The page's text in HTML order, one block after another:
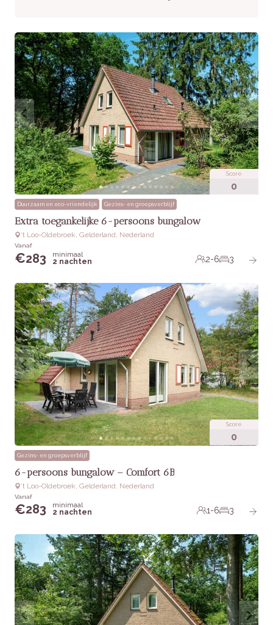
Praktische informatie
Huisdieren:Niet toegestaan
Toegankelijkheid:Slaapkamer en badkamer op de
begane grond
Extra’s:Gratis WiFi, parkeergelegenheid bij de
accommodatie, optionele broodbezorgservice
Score
0
Duurzaam en eco-vriendelijk Gezins- en groepsverblijf
Extra toegankelijke 6-persoons bungalow
‘t Loo-Oldebroek, Gelderland, Nederland
Vanaf
€283
minimaal
2 nachten
2-6 3
Score
0
Gezins- en groepsverblijf
6-persoons bungalow – Comfort 6B
‘t Loo-Oldebroek, Gelderland, Nederland
Vanaf
€283
minimaal
2 nachten
1-6 3